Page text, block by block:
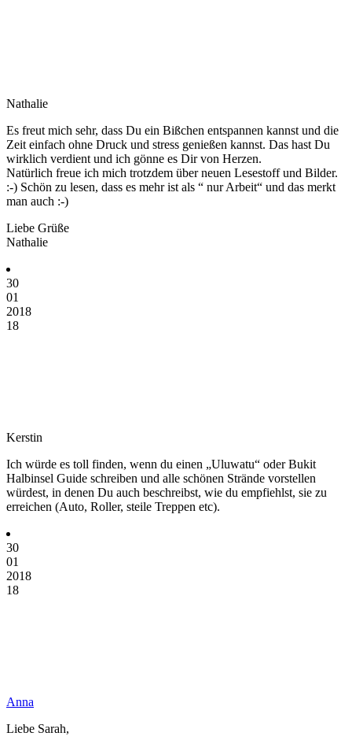
Nathalie
Es freut mich sehr, dass Du ein Bißchen entspannen kannst und die
Zeit einfach ohne Druck und stress genießen kannst. Das hast Du
wirklich verdient und ich gönne es Dir von Herzen.
Natürlich freue ich mich trotzdem über neuen Lesestoff und Bilder.
:-) Schön zu lesen, dass es mehr ist als “ nur Arbeit“ und das merkt
man auch :-)
Liebe Grüße
Nathalie
30
01
2018
18
Kerstin
Ich würde es toll finden, wenn du einen „Uluwatu“ oder Bukit
Halbinsel Guide schreiben und alle schönen Strände vorstellen
würdest, in denen Du auch beschreibst, wie du empfiehlst, sie zu
erreichen (Auto, Roller, steile Treppen etc).
30
01
2018
18
Anna
Liebe Sarah,